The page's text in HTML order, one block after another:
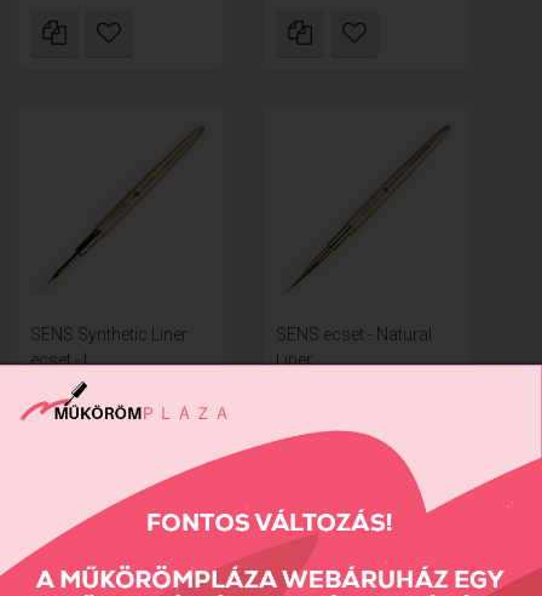
SENS Synthetic Liner
ecset - L
5290 Ft
SENS ecset - Natural
Liner